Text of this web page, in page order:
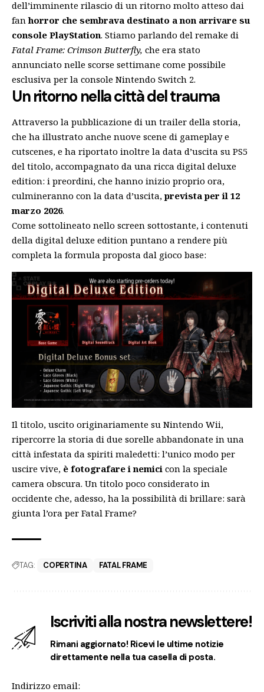
dell’imminente rilascio di un ritorno molto atteso dai
fanhorror che sembrava destinato a non arrivare su
console PlayStation. Stiamo parlando del remake di
Fatal Frame: Crimson Butterfly, che era stato
annunciato nelle scorse settimane come possibile
esclusiva per la console Nintendo Switch 2.
Un ritorno nella città del trauma
Attraverso la pubblicazione di un trailer della storia,
che ha illustrato anche nuove scene di gameplay e
cutscenes, e ha riportato inoltre la data d’uscita su PS5
del titolo, accompagnato da una ricca digital deluxe
edition: i preordini, che hanno inizio proprio ora,
culmineranno con la data d’uscita,prevista per il 12
marzo 2026.
Come sottolineato nello screen sottostante, i contenuti
della digital deluxe edition puntano a rendere più
completa la formula proposta dal gioco base:
Il titolo, uscito originariamente su Nintendo Wii,
ripercorre la storia di due sorelle abbandonate in una
città infestata da spiriti maledetti: l’unico modo per
uscire vive, è fotografare i nemici con la speciale
camera obscura. Un titolo poco considerato in
occidente che, adesso, ha la possibilità di brillare: sarà
giunta l’ora per Fatal Frame?
TAG: COPERTINA FATAL FRAME
Iscriviti alla nostra newslettere!
Rimani aggiornato! Ricevi le ultime notizie
direttamente nella tua casella di posta.
Indirizzo email: